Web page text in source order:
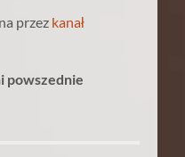
przez kanał
powszednie